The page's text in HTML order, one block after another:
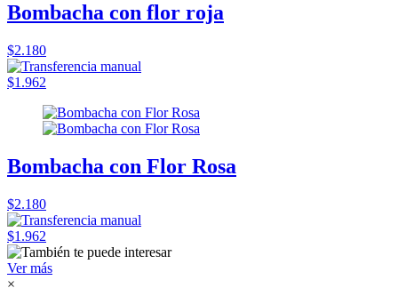
Bombacha con flor roja
$2.180
$1.962
Bombacha con Flor Rosa
$2.180
$1.962
Ver más
×